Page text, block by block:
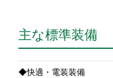
主な標準装備
◆快適・電装装備